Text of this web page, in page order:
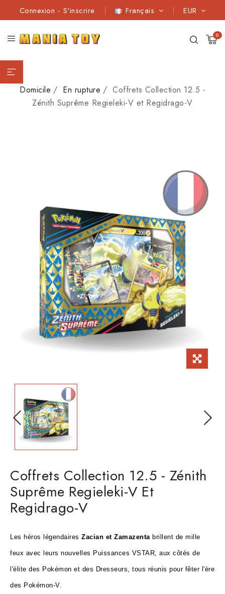
EUR
Français
Connexion - S'inscrire
0
Domicile En rupture
Coffrets Collection 12.5 -
Zénith Suprême Regieleki-V et Regidrago-V
Coffrets Collection 12.5 - Zénith
Suprême Regieleki-V Et
Regidrago-V
Les héros légendaires Zacian et Zamazenta brillent de mille
feux avec leurs nouvelles Puissances VSTAR, aux côtés de
l'élite des Pokémon et des Dresseurs, tous réunis pour fêter l'ère
des Pokémon-V.